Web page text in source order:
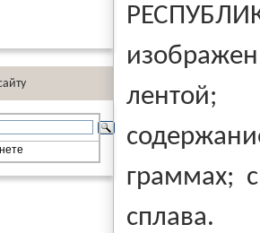
лентой;
граммах;
сплава.